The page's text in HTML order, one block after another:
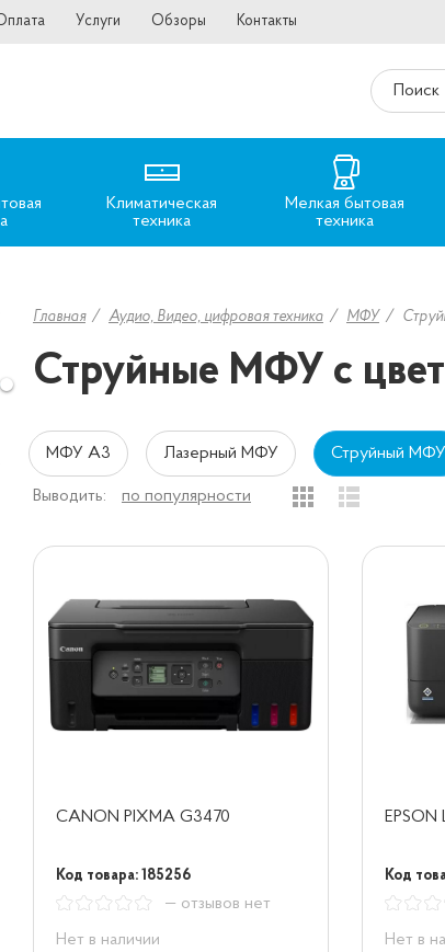
Услуги Обзоры Контакты
Климатическая
техника
Мелкая бытовая
техника
Главная Аудио, Видео, цифровая техника МФУ
Струйные МФУ с
МФУ А3 Лазерный МФУ Струйный МФУ
Выводить: по популярности
CANON PIXMA G3470
Код товара: 185256
— отзывов нет
Нет в наличии
EPSON
Код
Нет в